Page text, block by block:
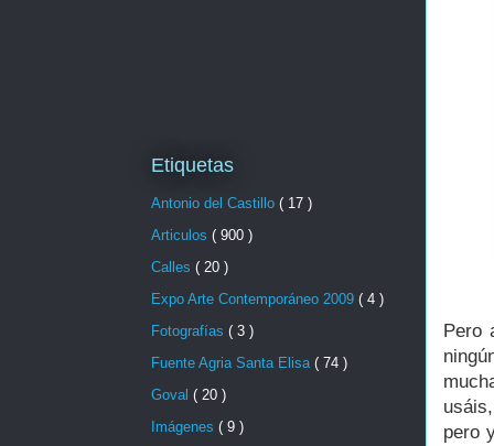
Pero
pero
Etiquetas
Antonio del Castillo ( 17 )
Articulos ( 900 )
Calles ( 20 )
Expo Arte Contemporáneo 2009 ( 4 )
Fotografías ( 3 )
Fuente Agria Santa Elisa ( 74 )
Goval ( 20 )
Imágenes ( 9 )